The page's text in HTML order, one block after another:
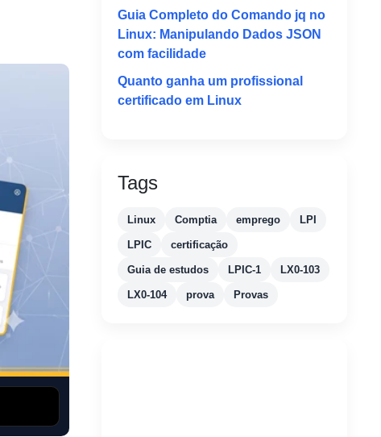
Guia Completo do Comando jq no
Linux: Manipulando Dados JSON
com facilidade
Quanto ganha um profissional
certificado em Linux
Tags
Linux Comptia emprego LPI
LPIC certificação
Guia de estudos LPIC-1 LX0-103
LX0-104 prova Provas